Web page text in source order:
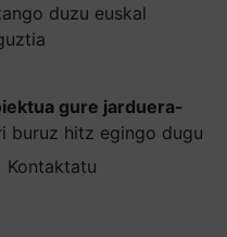
duzu euskal
gure jarduera-
buruz hitz egingo dugu
Kontaktatu